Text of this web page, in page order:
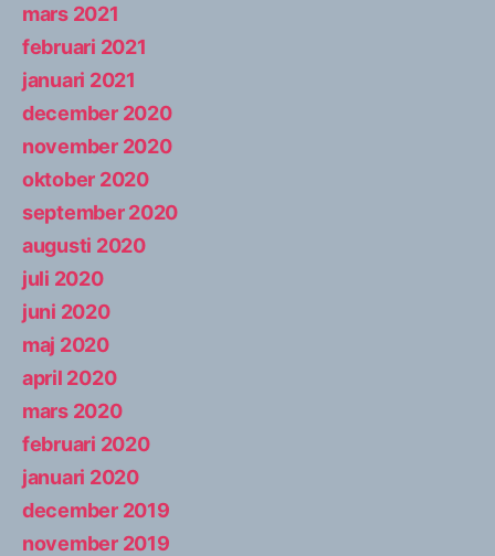
mars 2021
februari 2021
januari 2021
december 2020
november 2020
oktober 2020
september 2020
augusti 2020
juli 2020
juni 2020
maj 2020
april 2020
mars 2020
februari 2020
januari 2020
december 2019
november 2019